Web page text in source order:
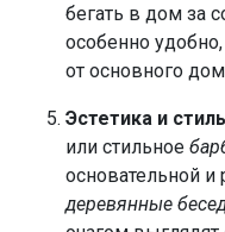
бегать в дом за
особенно
от основного
Эстетика и
или стильное
основательной
деревянные